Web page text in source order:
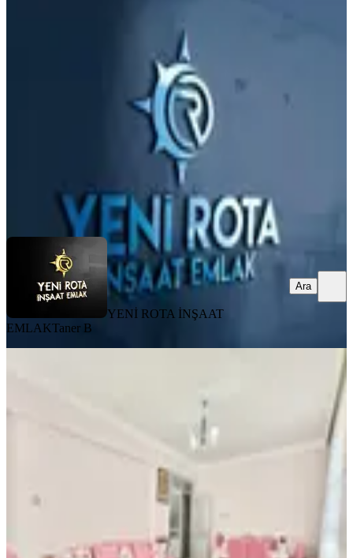
Onikişubat, Yamaçtepe Mahallesi
55 m²·7. Kat·03.08.2026
2.300.000 ₺
Taner B
YENİ ROTA İNŞAAT
EMLAKTaner B
Ara
Onikişubat, Necip Fazıl Mahallesi
· 4. Kat·03.08.2026
YENİ ROTA İNŞAAT EMLAK